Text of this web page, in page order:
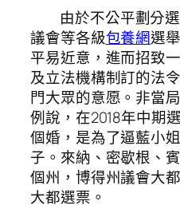
由於不公平劃分
議會等各級包養網選
平易近意，進而招致
及立法機構制訂的法
門大眾的意愿。非當
例說，在2018年中期
個婚，是為了逼藍小
子。來納、密歇根、
個州，博得州議會大
大都選票。